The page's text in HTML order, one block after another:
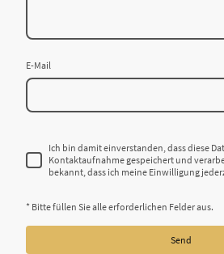
E-Mail
Ich bin damit einverstanden, dass diese
Kontaktaufnahme gespeichert und
bekannt, dass ich meine Einwilligung
* Bitte füllen Sie alle erforderlichen Felder aus.
Send